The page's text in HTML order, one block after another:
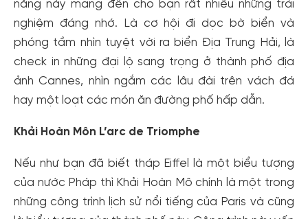
nắng này mang đến cho bạn rất nhiều những trải
nghiệm đáng nhớ. Là cơ hội đi dọc bờ biển và
phóng tầm nhìn tuyệt vời ra biển Địa Trung Hải, là
check in những đại lộ sang trọng ở thành phố địa
ảnh Cannes, nhìn ngắm các lâu đài trên vách đá
hay một loạt các món ăn đường phố hấp dẫn.
Khải Hoàn Môn L’arc de Triomphe
Nếu như bạn đã biết tháp Eiffel là một biểu tượng
của nước Pháp thì Khải Hoàn Mô chính là một trong
những công trình lịch sử nổi tiếng của Paris và cũng